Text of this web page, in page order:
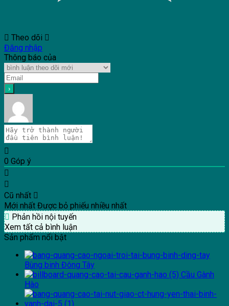
Theo dõi
Đăng nhập
Thông báo của
0 Góp ý
Cũ nhất
Mới nhất Được bỏ phiếu nhiều nhất
Phản hồi nội tuyến
Xem tất cả bình luận
Sản phẩm nổi bật
Bùng binh Đông Tây
Cầu Gành
Hào